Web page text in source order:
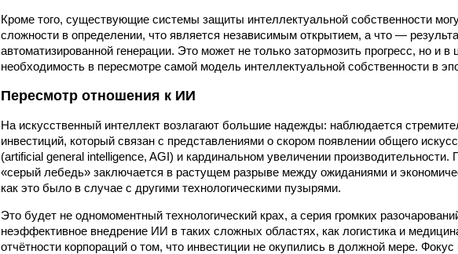
Кроме того, существующие системы защиты интеллектуальной собственности
сложности в определении, что является независимым открытием, а что —
автоматизированной генерации. Это может не только затормозить прогресс, но и
необходимость в пересмотре самой модель интеллектуальной собственности в
Пересмотр отношения к ИИ
На искусственный интеллект возлагают большие надежды: наблюдается
инвестиций, который связан с представлениями о скором появлении общего
(artificial general intelligence, AGI) и кардинальном увеличении производительности.
«серый лебедь» заключается в растущем разрыве между ожиданиями и
как это было в случае с другими технологическими пузырями.
Это будет не одномоментный технологический крах, а серия громких
неэффективное внедрение ИИ в таких сложных областях, как логистика и
отчётности корпораций о том, что инвестиции не окупились в должной мере.